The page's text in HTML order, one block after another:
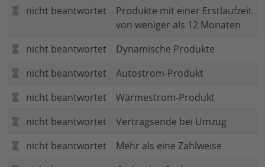
nicht beantwortet
Produkte mit einer Erstlaufzeit
von weniger als 12 Monaten
nicht beantwortet
Dynamische Produkte
nicht beantwortet
Autostrom-Produkt
nicht beantwortet
Wärmestrom-Produkt
nicht beantwortet
Vertragsende bei Umzug
nicht beantwortet
Mehr als eine Zahlweise